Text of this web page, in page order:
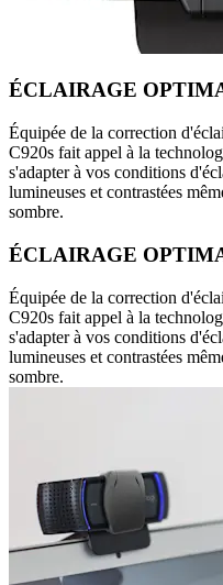
ÉCLAIRAGE
Équipée de la correction
C920s fait appel à la
s'adapter à vos conditions
lumineuses et contrastées
sombre.
ÉCLAIRAGE
Équipée de la correction
C920s fait appel à la
s'adapter à vos conditions
lumineuses et contrastées
sombre.